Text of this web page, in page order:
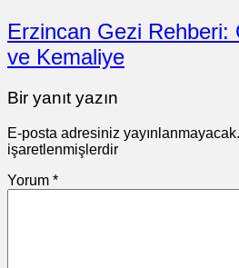
Erzincan Gezi Rehberi:
ve Kemaliye
Bir yanıt yazın
E-posta adresiniz yayınlanmayacak.
işaretlenmişlerdir
Yorum *